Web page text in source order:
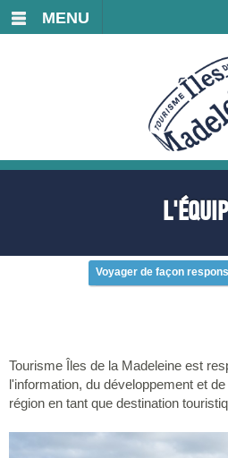
MENU
Voyager de façon
Tourisme Îles de la Madeleine est
l'information, du développement et
région en tant que destination